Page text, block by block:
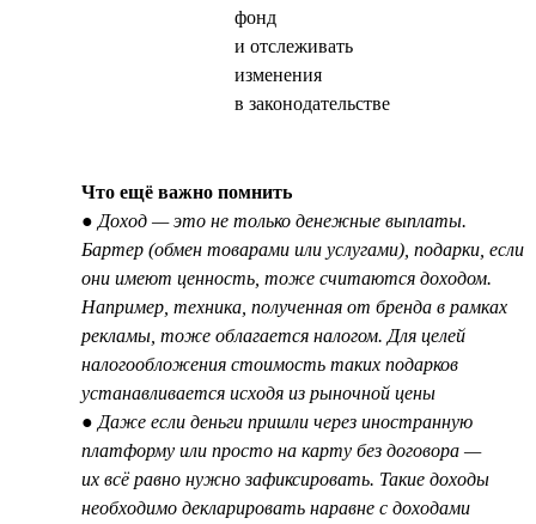
фонд
и отслеживать
изменения
в законодательстве
Что ещё важно помнить
● Доход — это не только денежные выплаты.
Бартер (обмен товарами или услугами), подарки, если
они имеют ценность, тоже считаются доходом.
Например, техника, полученная от бренда в рамках
рекламы, тоже облагается налогом. Для целей
налогообложения стоимость таких подарков
устанавливается исходя из рыночной цены
● Даже если деньги пришли через иностранную
платформу или просто на карту без договора —
их всё равно нужно зафиксировать. Такие доходы
необходимо декларировать наравне с доходами